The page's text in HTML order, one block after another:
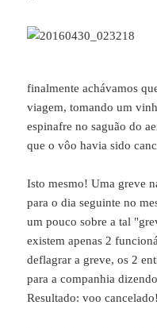
finalmente achávamos
viagem, tomando um
espinafre no saguão do
que o vôo havia sido
Isto mesmo! Uma greve
para o dia seguinte no
um pouco sobre a tal
existem apenas 2
deflagrar a greve, os 2
para a companhia
Resultado: voo